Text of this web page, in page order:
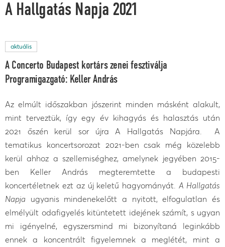
A Hallgatás Napja 2021
aktuális
A Concerto Budapest kortárs zenei fesztiválja
Programigazgató: Keller András
Az elmúlt időszakban jószerint minden másként alakult,
mint terveztük, így egy év kihagyás és halasztás után
2021 őszén kerül sor újra A Hallgatás Napjára. A
tematikus koncertsorozat 2021-ben csak még közelebb
kerül ahhoz a szellemiséghez, amelynek jegyében 2015-
ben Keller András megteremtette a budapesti
koncertéletnek ezt az új keletű hagyományát.A Hallgatás
Napja ugyanis mindenekelőtt a nyitott, elfogulatlan és
elmélyült odafigyelés kitüntetett idejének számít, s ugyan
mi igényelné, egyszersmind mi bizonyítaná leginkább
ennek a koncentrált figyelemnek a meglétét, mint a